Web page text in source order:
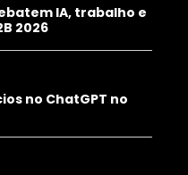
IA, trabalho e
2026
no ChatGPT no